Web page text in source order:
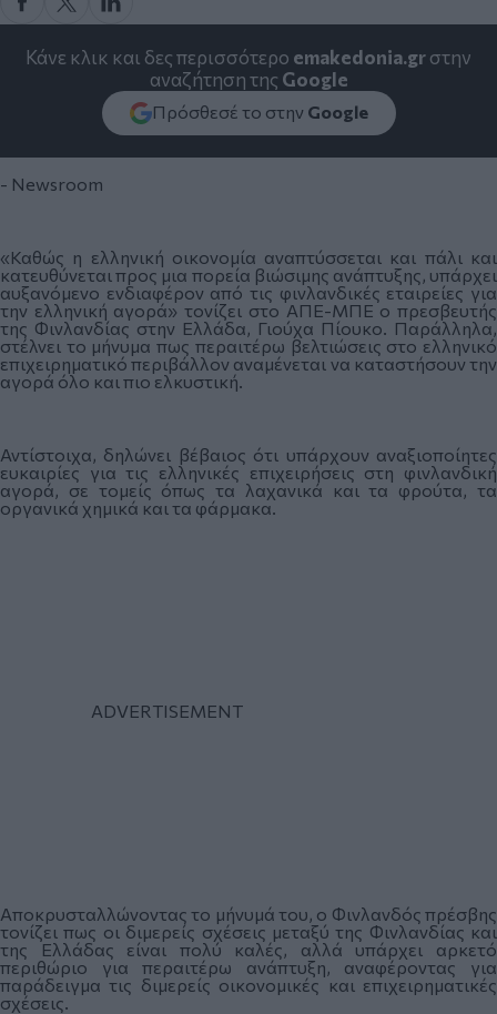
Κάνε κλικ και δες περισσότερο emakedonia.grστην
αναζήτηση της Google
Πρόσθεσέ το στην Google
- Newsroom
«Καθώς η ελληνική οικονομία αναπτύσσεται και πάλι και
κατευθύνεται προς μια πορεία βιώσιμης ανάπτυξης, υπάρχει
αυξανόμενο ενδιαφέρον από τις φινλανδικές εταιρείες για
την ελληνική αγορά» τονίζει στο ΑΠΕ-ΜΠΕ ο πρεσβευτής
της Φινλανδίας στην Ελλάδα, Γιούχα Πίουκο. Παράλληλα,
στέλνει το μήνυμα πως περαιτέρω βελτιώσεις στο ελληνικό
επιχειρηματικό περιβάλλον αναμένεται να καταστήσουν την
αγορά όλο και πιο ελκυστική.
Αντίστοιχα, δηλώνει βέβαιος ότι υπάρχουν αναξιοποίητες
ευκαιρίες για τις ελληνικές επιχειρήσεις στη φινλανδική
αγορά, σε τομείς όπως τα λαχανικά και τα φρούτα, τα
οργανικά χημικά και τα φάρμακα.
Αποκρυσταλλώνοντας το μήνυμά του, ο Φινλανδός πρέσβης
τονίζει πως οι διμερείς σχέσεις μεταξύ της Φινλανδίας και
της Ελλάδας είναι πολύ καλές, αλλά υπάρχει αρκετό
περιθώριο για περαιτέρω ανάπτυξη, αναφέροντας για
παράδειγμα τις διμερείς οικονομικές και επιχειρηματικές
σχέσεις.